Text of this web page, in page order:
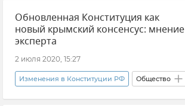
Обновленная Конституция как
новый крымский консенсус: мнение
эксперта
2 июля 2020, 15:27
Изменения в Конституции РФ Общество
Новости